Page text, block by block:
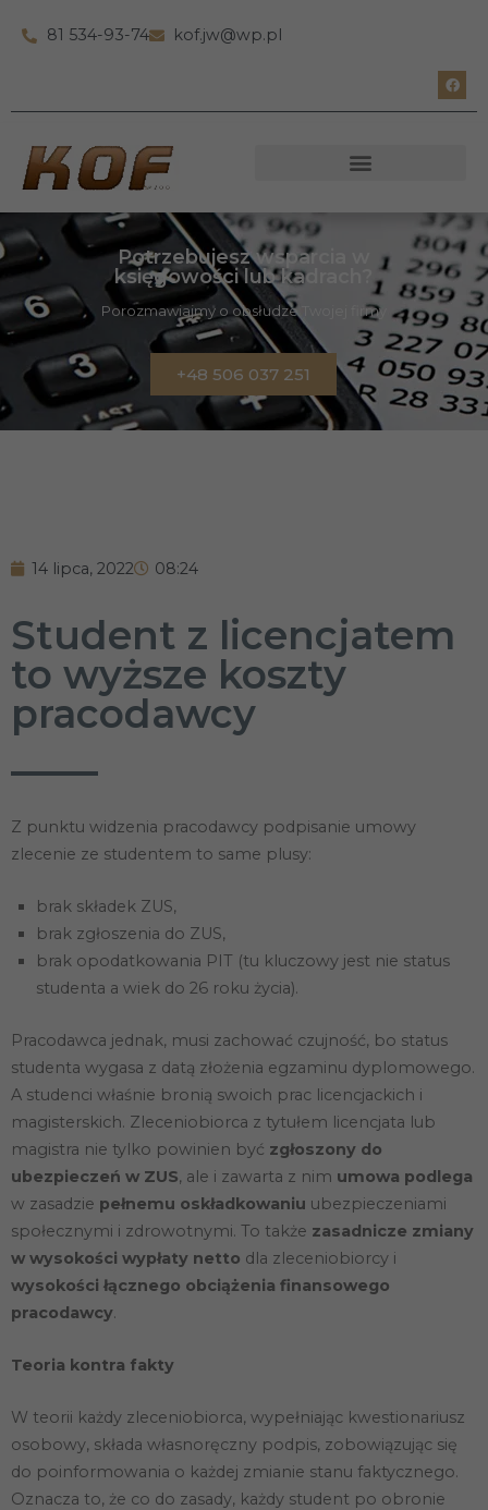
81 534-93-74 kof.jw@wp.pl
Potrzebujesz wsparcia w
księgowości lub kadrach?
Porozmawiajmy o obsłudze Twojej firmy
+48 506 037 251
14 lipca, 2022 08:24
Student z licencjatem
to wyższe koszty
pracodawcy
Z punktu widzenia pracodawcy podpisanie umowy
zlecenie ze studentem to same plusy:
brak składek ZUS,
brak zgłoszenia do ZUS,
brak opodatkowania PIT (tu kluczowy jest nie status
studenta a wiek do 26 roku życia).
Pracodawca jednak, musi zachować czujność, bo status
studenta wygasa z datą złożenia egzaminu dyplomowego.
A studenci właśnie bronią swoich prac licencjackich i
magisterskich. Zleceniobiorca z tytułem licencjata lub
magistra nie tylko powinien być zgłoszony do
ubezpieczeń w ZUS, ale i zawarta z nim umowa podlega
w zasadzie pełnemu oskładkowaniu ubezpieczeniami
społecznymi i zdrowotnymi. To także zasadnicze zmiany
w wysokości wypłaty netto dla zleceniobiorcy i
wysokości łącznego obciążenia finansowego
pracodawcy.
Teoria kontra fakty
W teorii każdy zleceniobiorca, wypełniając kwestionariusz
osobowy, składa własnoręczny podpis, zobowiązując się
do poinformowania o każdej zmianie stanu faktycznego.
Oznacza to, że co do zasady, każdy student po obronie